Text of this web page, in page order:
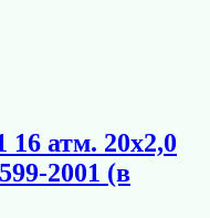
атм. 20х2,0
2001 (в